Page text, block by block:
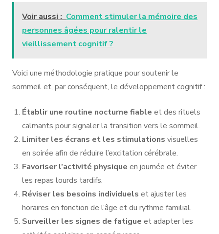
Voir aussi : Comment stimuler la mémoire des
personnes âgées pour ralentir le
vieillissement cognitif ?
Voici une méthodologie pratique pour soutenir le
sommeil et, par conséquent, le développement cognitif :
Établir une routine nocturne fiable et des rituels
calmants pour signaler la transition vers le sommeil.
Limiter les écrans et les stimulations visuelles
en soirée afin de réduire l’excitation cérébrale.
Favoriser l’activité physique en journée et éviter
les repas lourds tardifs.
Réviser les besoins individuels et ajuster les
horaires en fonction de l’âge et du rythme familial.
Surveiller les signes de fatigue et adapter les